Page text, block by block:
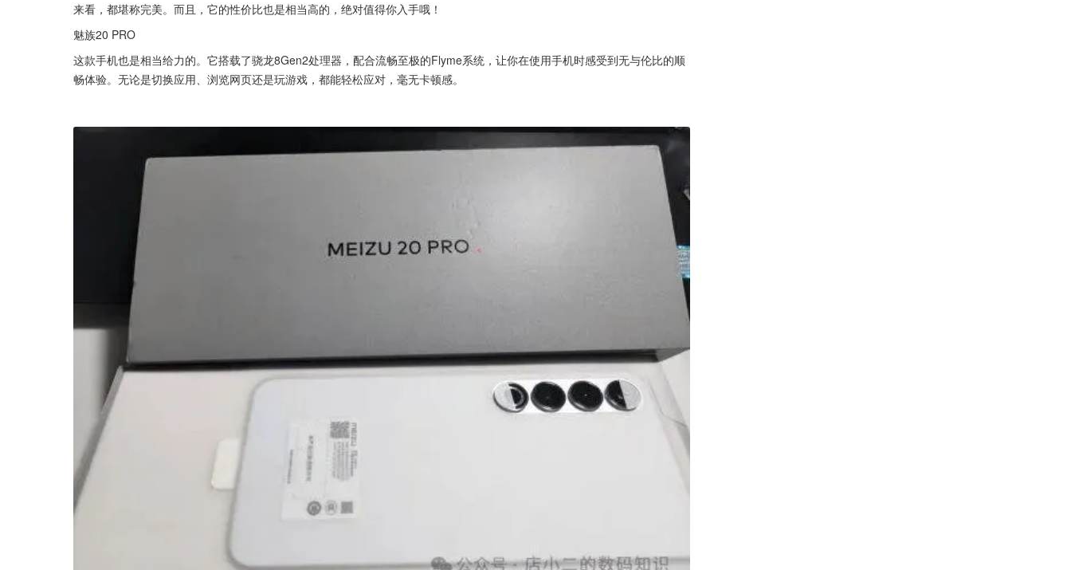
来看，都堪称完美。而且，它的性价比也是相当高的，绝对值得你入手哦！
魅族20 PRO
这款手机也是相当给力的。它搭载了骁龙8Gen2处理器，配合流畅至极的Flyme系统，让你在使用手机时感受到无与伦比的顺
畅体验。无论是切换应用、浏览网页还是玩游戏，都能轻松应对，毫无卡顿感。